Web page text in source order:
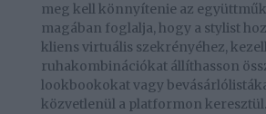
meg kell könnyítenie az
magában foglalja, hogy a stylist
kliens virtuális szekrényéhez,
ruhakombinációkat állíthasson
lookbookokat vagy
közvetlenül a platformon keresztül.